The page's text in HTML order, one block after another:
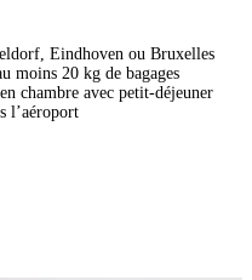
Eindhoven ou Bruxelles
moins 20 kg de bagages
chambre avec petit-déjeuner
l’aéroport